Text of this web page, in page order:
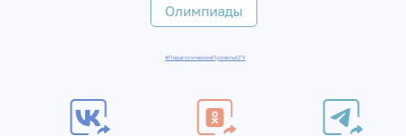
Олимпиады
#ПедагогическиеПроектыСГУ